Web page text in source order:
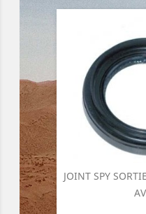
JOINT SPY